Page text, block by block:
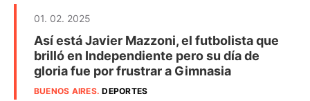
01. 02. 2025
Así está Javier Mazzoni, el futbolista que
brilló en Independiente pero su día de
gloria fue por frustrar a Gimnasia
BUENOS AIRES.DEPORTES